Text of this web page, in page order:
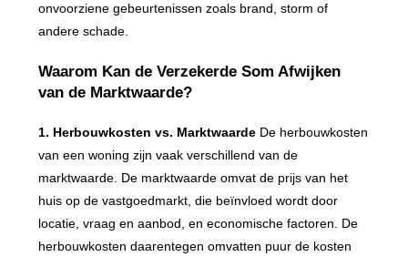
onvoorziene gebeurtenissen zoals brand, storm of
andere schade.
Waarom Kan de Verzekerde Som Afwijken
van de Marktwaarde?
1. Herbouwkosten vs. Marktwaarde De herbouwkosten
van een woning zijn vaak verschillend van de
marktwaarde. De marktwaarde omvat de prijs van het
huis op de vastgoedmarkt, die beïnvloed wordt door
locatie, vraag en aanbod, en economische factoren. De
herbouwkosten daarentegen omvatten puur de kosten